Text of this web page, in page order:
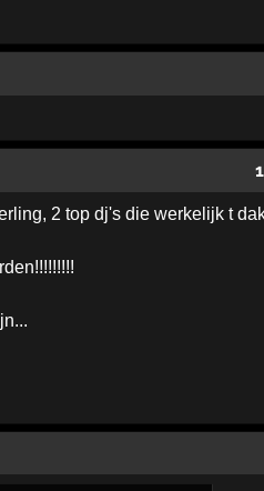
2 top dj's die werkelijk t